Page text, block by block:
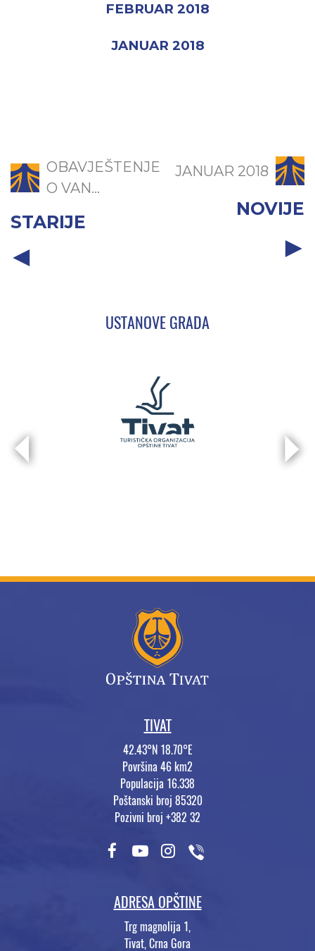
FEBRUAR 2018
JANUAR 2018
OBAVJEŠTENJE
O VAN...
STARIJE
JANUAR 2018
NOVIJE
USTANOVE GRADA
TIVAT
42.43°N 18.70°E
Površina 46 km2
Populacija 16.338
Poštanski broj 85320
Pozivni broj +382 32
ADRESA OPŠTINE
Trg magnolija 1,
Tivat, Crna Gora